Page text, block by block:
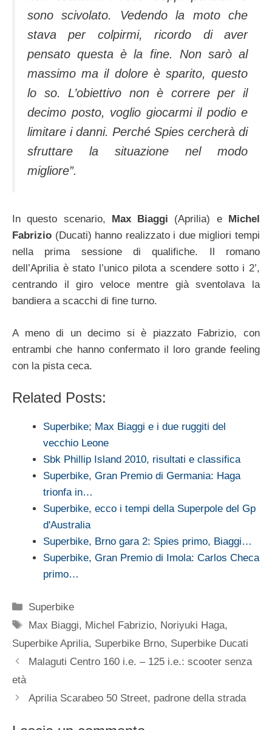
sono scivolato. Vedendo la moto che
stava per colpirmi, ricordo di aver
pensato questa è la fine. Non sarò al
massimo ma il dolore è sparito, questo
lo so. L’obiettivo non è correre per il
decimo posto, voglio giocarmi il podio e
limitare i danni. Perché Spies cercherà di
sfruttare la situazione nel modo
migliore”.
In questo scenario, Max Biaggi (Aprilia) e Michel
Fabrizio (Ducati) hanno realizzato i due migliori tempi
nella prima sessione di qualifiche. Il romano
dell’Aprilia è stato l’unico pilota a scendere sotto i 2’,
centrando il giro veloce mentre già sventolava la
bandiera a scacchi di fine turno.
A meno di un decimo si è piazzato Fabrizio, con
entrambi che hanno confermato il loro grande feeling
con la pista ceca.
Related Posts:
Superbike; Max Biaggi e i due ruggiti del
vecchio Leone
Sbk Phillip Island 2010, risultati e classifica
Superbike, Gran Premio di Germania: Haga
trionfa in…
Superbike, ecco i tempi della Superpole del Gp
d'Australia
Superbike, Brno gara 2: Spies primo, Biaggi…
Superbike, Gran Premio di Imola: Carlos Checa
primo…
Categorie
Superbike
Tag
Max Biaggi, Michel Fabrizio, Noriyuki Haga,
Superbike Aprilia, Superbike Brno, Superbike Ducati
Malaguti Centro 160 i.e. – 125 i.e.: scooter senza
età
Aprilia Scarabeo 50 Street, padrone della strada